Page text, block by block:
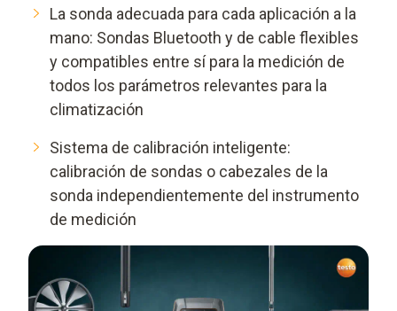
La sonda adecuada para cada aplicación a la
mano: Sondas Bluetooth y de cable flexibles
y compatibles entre sí para la medición de
todos los parámetros relevantes para la
climatización
Sistema de calibración inteligente:
calibración de sondas o cabezales de la
sonda independientemente del instrumento
de medición